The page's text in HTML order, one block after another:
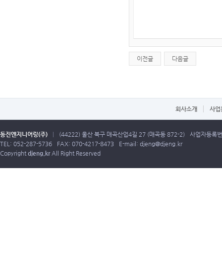
이전글 다음글
회사소개 사업
동진엔지니어링(주) (44222) 울산 북구 매곡산업4길 27 (매곡동 872-2)
사업자등록
TEL: 052-287-5736
FAX: 070-4217-8473 E-mail: djeng@djeng.kr
Copyright djeng.krAll Right Reserved